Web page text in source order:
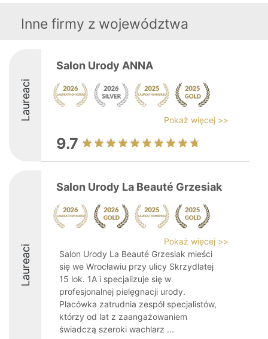
Inne firmy z województwa
Laureaci
Salon Urody ANNA
Pokaż więcej >>
9.7
Laureaci
Salon Urody La Beauté Grzesiak
Pokaż więcej >>
Salon Urody La Beauté Grzesiak mieści
się we Wrocławiu przy ulicy Skrzydlatej
15 lok. 1A i specjalizuje się w
profesjonalnej pielęgnacji urody.
Placówka zatrudnia zespół specjalistów,
którzy od lat z zaangażowaniem
świadczą szeroki wachlarz ...